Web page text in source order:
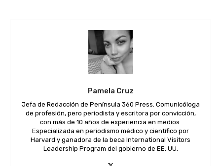
Pamela Cruz
Jefa de Redacción de Península 360 Press. Comunicóloga
de profesión, pero periodista y escritora por convicción,
con más de 10 años de experiencia en medios.
Especializada en periodismo médico y científico por
Harvard y ganadora de la beca International Visitors
Leadership Program del gobierno de EE. UU.